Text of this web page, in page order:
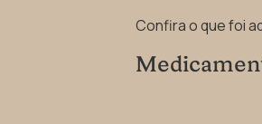
Confira o que foi